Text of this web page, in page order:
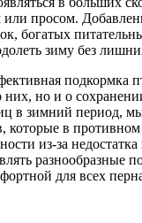
просом.
богатых
зиму без
подкормка
них, но и о
в зимний период,
которые в
из-за
разнообразные
для всех